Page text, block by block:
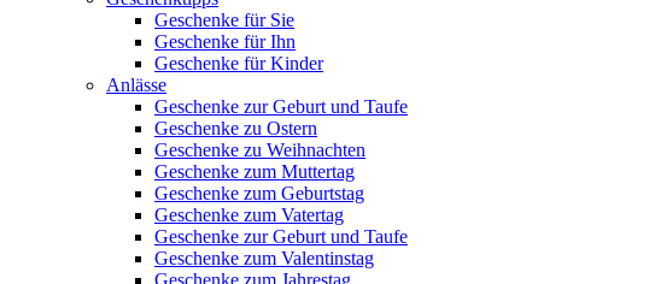
Geschenke für Sie
Geschenke für Ihn
Geschenke für Kinder
Anlässe
Geschenke zur Geburt und Taufe
Geschenke zu Ostern
Geschenke zu Weihnachten
Geschenke zum Muttertag
Geschenke zum Geburtstag
Geschenke zum Vatertag
Geschenke zur Geburt und Taufe
Geschenke zum Valentinstag
Geschenke zum Jahrestag